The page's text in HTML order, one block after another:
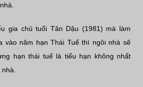
gia chủ tuổi Tân Dậu (1981) mà làm
vào năm hạn Thái Tuế thì ngôi nhà sẽ
hạn thái tuế là tiểu hạn không nhất